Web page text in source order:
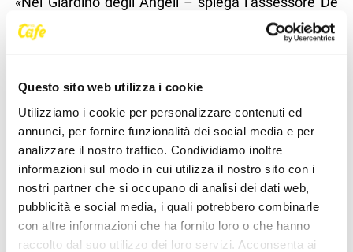
Questo sito web utilizza i cookie
Utilizziamo i cookie per personalizzare contenuti ed
annunci, per fornire funzionalità dei social media e per
analizzare il nostro traffico. Condividiamo inoltre
informazioni sul modo in cui utilizza il nostro sito con i
nostri partner che si occupano di analisi dei dati web,
pubblicità e social media, i quali potrebbero combinarle
con altre informazioni che ha fornito loro o che hanno
raccolto dal suo utilizzo dei loro servizi. Acconsenta ai
Bortoli – quelle piccole creature potranno riposare
in un luogo tranquillo, fatto apposta per loro e per i
loro cari. Insomma, un’area raccolta e protetta in
di quei piccoli che, pur non essendoci più,
rimangono sempre con noi. L’Amministrazione non
si è fermata solo a questo spazio ma ha voluto dare
dignità a tutti e 5 i cimiteri di Pordenone, luoghi di
riposo dei cittadini che non ci sono più ma che
hanno costruito questa città, che oggi cresce in tutti
i suoi servizi».
Parole di gratitudine vengono espresse anche dal